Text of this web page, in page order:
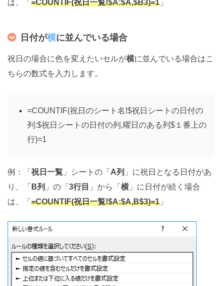
は、「 =COUNTIF(祝日一覧!$A:$A,$B3)=1 」
日付が横に並んでいる場合
祝日の場合に色を変えたいセルが横に並んでいる場合はこ
ちらの数式を入力します。
=COUNTIF(祝日のシート名!$祝日シートの日付の
列:$祝日シートの日付の列,曜日のある列$１番上の
行)=1
例：「 祝日一覧 」シートの「 A列 」に祝日となる日付があ
り、「 B列 」の「 3行目 」から「 横 」に日付が続く場合
は、「 =COUNTIF(祝日一覧!$A:$A,B$3)=1 」